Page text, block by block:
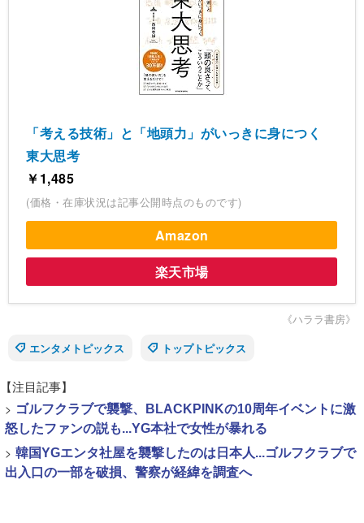
「考える技術」と「地頭力」がいっきに身につく
東大思考
￥1,485
(価格・在庫状況は記事公開時点のものです)
Amazon
楽天市場
《ハララ書房》
エンタメトピックス
トップトピックス
【注目記事】
> ゴルフクラブで襲撃、BLACKPINKの10周年イベントに激
怒したファンの説も...YG本社で女性が暴れる
> 韓国YGエンタ社屋を襲撃したのは日本人...ゴルフクラブで
出入口の一部を破損、警察が経緯を調査へ